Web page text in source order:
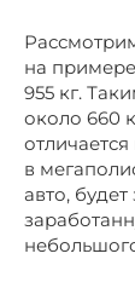
на
955 кг.
около 660
в
авто,